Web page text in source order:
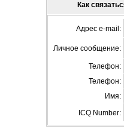
Как
Адрес e-mail:
Личное сообщение:
Телефон:
Телефон:
Имя:
ICQ Number: